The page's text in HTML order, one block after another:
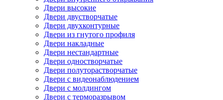
Двери высокие
Двери двустворчатые
Двери двухконтурные
Двери из гнутого профиля
Двери накладные
Двери нестандартные
Двери одностворчатые
Двери полуторастворчатые
Двери с видеонаблюдением
Двери с молдингом
Двери с терморазрывом